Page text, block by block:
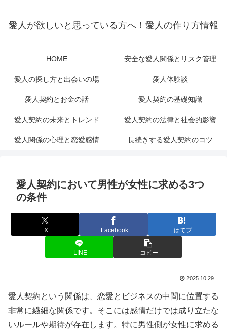
愛人が欲しいと思っている方へ！愛人の作り方情報
HOME 安全な愛人関係とリスク管理
愛人の探し方と出会いの場 愛人体験談
愛人契約とお金の話 愛人契約の基礎知識
愛人契約の未来とトレンド 愛人契約の法律と社会的影響
愛人関係の心理と恋愛感情 長続きする愛人契約のコツ
愛人契約において男性が女性に求める3つ
の条件
X Facebook はてブ
LINE コピー
2025.10.29
愛人契約という関係は、恋愛とビジネスの中間に位置する
非常に繊細な関係です。そこには感情だけでは成り立たな
いルールや期待が存在します。特に男性側が女性に求める